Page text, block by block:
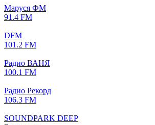
Маруся ФМ
91.4 FM
DFM
101.2 FM
Радио ВАНЯ
100.1 FM
Радио Рекорд
106.3 FM
SOUNDPARK DEEP